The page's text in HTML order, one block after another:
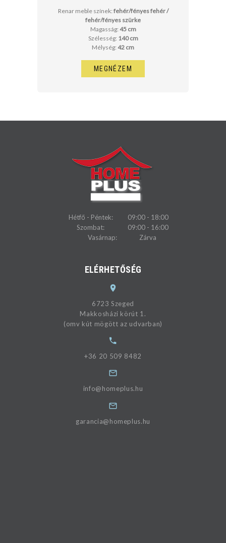
Renar meble színek: fehér/fényes fehér /
fehér/fényes szürke
Magasság: 45 cm
Szélesség: 140 cm
Mélység: 42 cm
MEGNÉZEM
Hétfő - Péntek:
09:00 - 18:00
Szombat:
09:00 - 16:00
Vasárnap:
Zárva
ELÉRHETŐSÉG
6723 Szeged
Makkosházi körút 1.
(omv kút mögött az udvarban)
+36 20 509 8482
info@homeplus.hu
garancia@homeplus.hu